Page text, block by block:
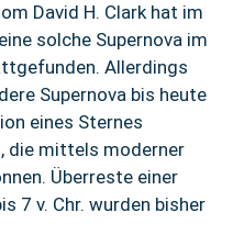
David H. Clark hat im
solche Supernova im
Allerdings
Supernova bis heute
eines Sternes
die mittels moderner
Überreste einer
7 v. Chr. wurden bisher